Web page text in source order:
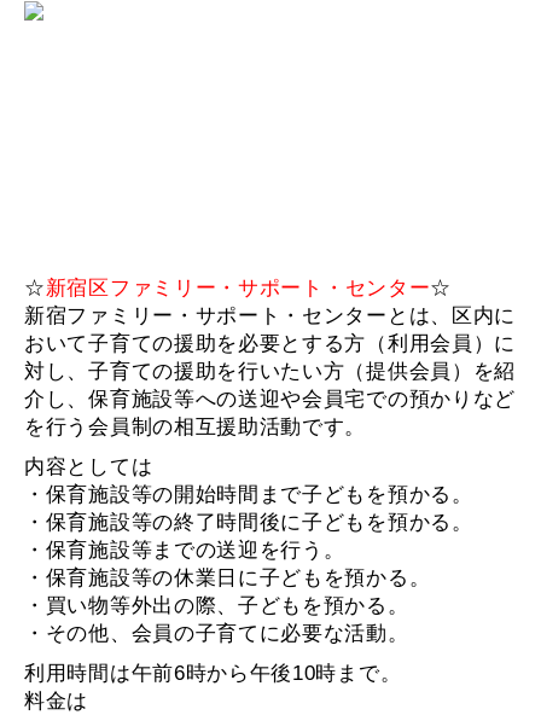
☆新宿区ファミリー・サポート・センター☆
新宿ファミリー・サポート・センターとは、区内に
おいて子育ての援助を必要とする方（利用会員）に
対し、子育ての援助を行いたい方（提供会員）を紹
介し、保育施設等への送迎や会員宅での預かりなど
を行う会員制の相互援助活動です。
内容としては
・保育施設等の開始時間まで子どもを預かる。
・保育施設等の終了時間後に子どもを預かる。
・保育施設等までの送迎を行う。
・保育施設等の休業日に子どもを預かる。
・買い物等外出の際、子どもを預かる。
・その他、会員の子育てに必要な活動。
利用時間は午前6時から午後10時まで。
料金は